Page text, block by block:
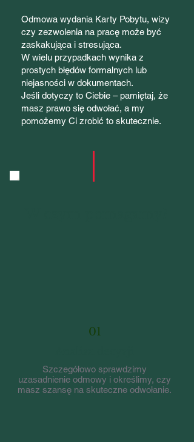
Odmowa wydania Karty Pobytu, wizy
czy zezwolenia na pracę może być
zaskakująca i stresująca.
W wielu przypadkach wynika z
prostych błędów formalnych lub
niejasności w dokumentach.
Jeśli dotyczy to Ciebie – pamiętaj, że
masz prawo się odwołać, a my
pomożemy Ci zrobić to skutecznie.
01
Szczegółowo sprawdzimy
uzasadnienie odmowy i określimy, czy
masz szansę na skuteczne odwołanie.